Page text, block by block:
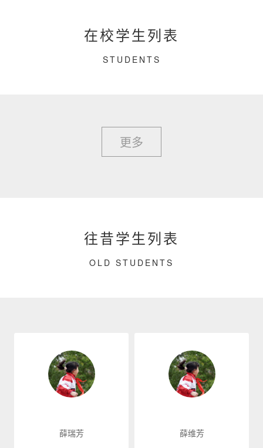
在校学生列表
STUDENTS
更多
往昔学生列表
OLD STUDENTS
薛瑞芳 薛维芳